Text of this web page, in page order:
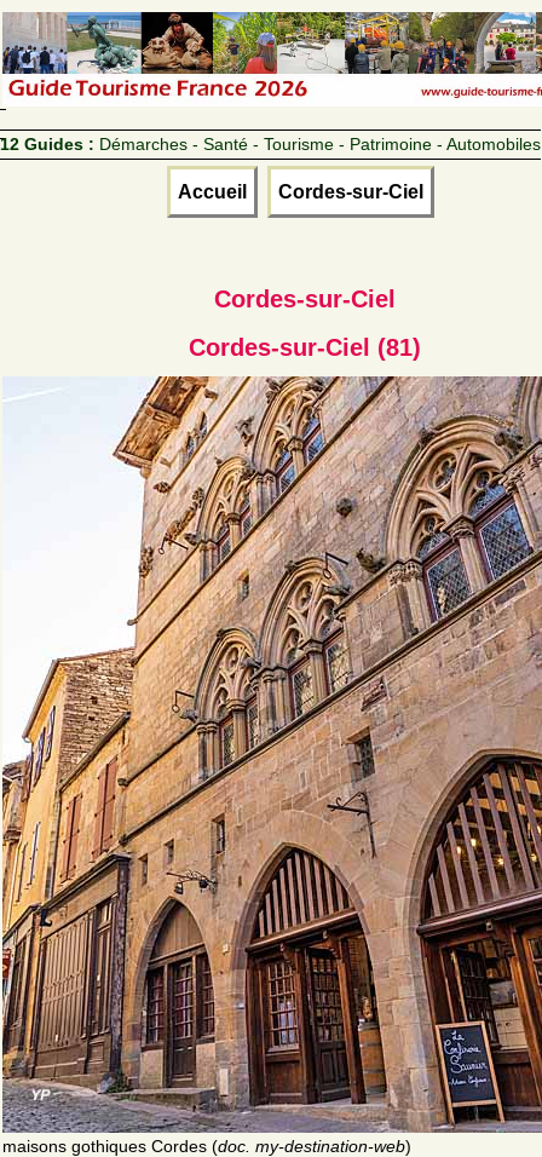
12 Guides : Démarches - Santé - Tourisme - Patrimoine - Automobiles
Accueil Cordes-sur-Ciel
Cordes-sur-Ciel
Cordes-sur-Ciel (81)
maisons gothiques Cordes (doc. my-destination-web)